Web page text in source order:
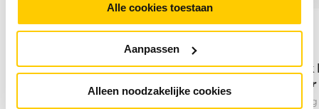
Alle cookies toestaan
Aanpassen
Alleen noodzakelijke cookies
StarTech.com 15,2m USB-C naar
Vivolink
adapter